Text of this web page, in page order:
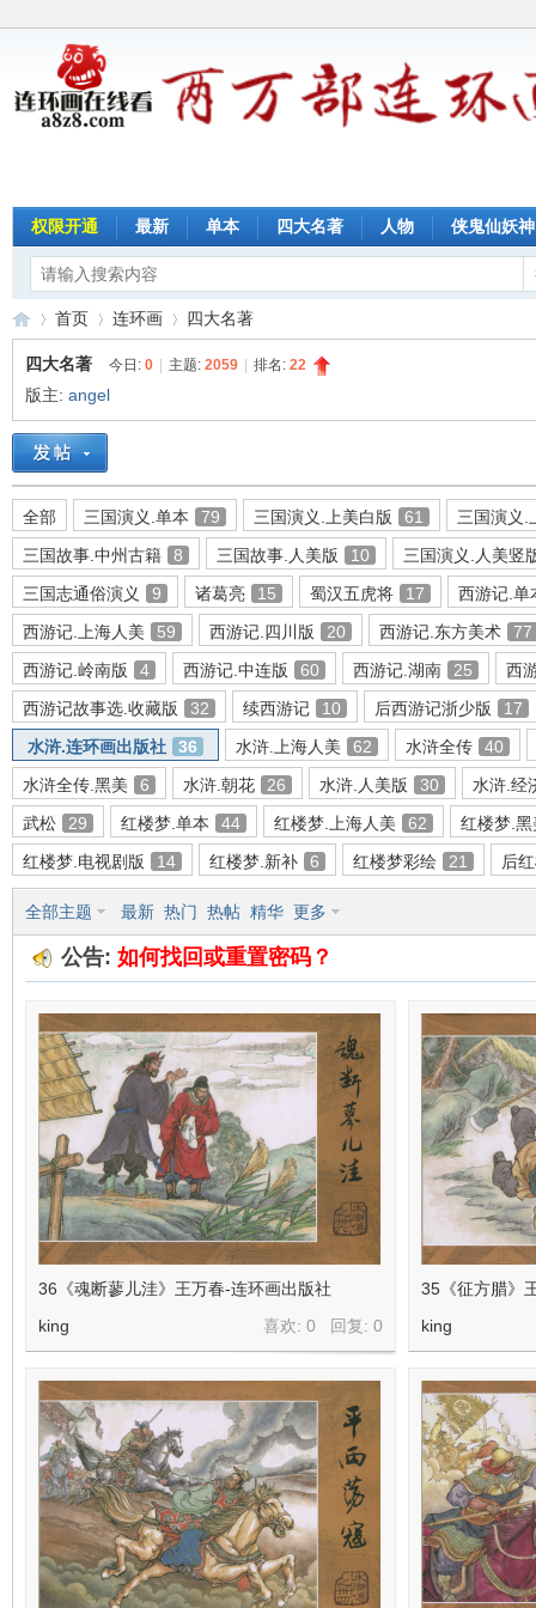
权限开通 最新 单本 四大名著 人物 侠鬼仙妖神
连
环
»
首页
›
连环画
›
四大名著
四大名著 今日: 0 主题: 2059 排名: 22
版主: angel
全部 三国演义.单本 79 三国演义.上美白版 61
三国演义.
三国故事.中州古籍
8 三国故事.人美版 10
三国演义.人美竖
三国志通俗演义
9 诸葛亮 15 蜀汉五虎将 17
西游记.单
西游记.上海人美
59 西游记.四川版 20 西游记.东方美术
77
西游记.岭南版
4 西游记.中连版 60 西游记.湖南 25
西
西游记故事选.收藏版
32 续西游记 10 后西游记浙少版
17
水浒.连环画出版社
36 水浒.上海人美 62 水浒全传
40
水浒全传.黑美
6 水浒.朝花 26 水浒.人美版 30
水浒.经
武松
29 红楼梦.单本 44 红楼梦.上海人美 62
红楼梦.黑
红楼梦.电视剧版
14 红楼梦.新补 6 红楼梦彩绘 21 后
全部主题 最新 热门 热帖 精华 更多
公告: 如何找回或重置密码？
36《魂断蓼儿洼》王万春-连环画出版社
喜欢: 0 回复: 0
king
35《征方腊》
king